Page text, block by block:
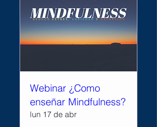
Webinar ¿Como
enseñar Mindfulness?
lun 17 de abr